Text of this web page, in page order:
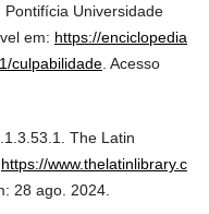
Pontifícia Universidade
em: https://enciclopedia
culpabilidade. Acesso
The Latin
https://www.thelatinlibrary.c
28 ago. 2024.